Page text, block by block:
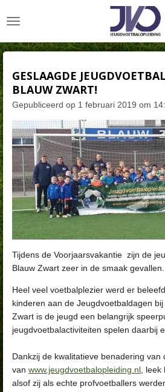
direct
de
GESLAAGDE
BLAUW ZWART!
Gepubliceerd op 1 februari 2019 om
Tijdens de Voorjaarsvakantie zijn de
Blauw Zwart zeer in de smaak gevallen.
Heel veel voetbalplezier werd er
kinderen aan de Jeugdvoetbaldagen
Zwart is de jeugd een belangrijk
jeugdvoetbalactiviteiten spelen daarbij
Dankzij de kwalitatieve benadering van
van www.jeugdvoetbalopleiding.nl, leek
alsof zij als echte profvoetballers